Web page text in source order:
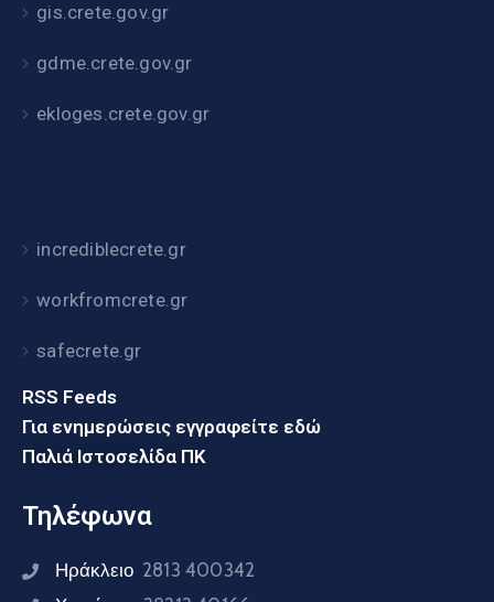
gis.crete.gov.gr
gdme.crete.gov.gr
ekloges.crete.gov.gr
incrediblecrete.gr
workfromcrete.gr
safecrete.gr
RSS Feeds
Για ενημερώσεις εγγραφείτε εδώ
Παλιά Ιστοσελίδα ΠΚ
Τηλέφωνα
Ηράκλειο 2813 400342